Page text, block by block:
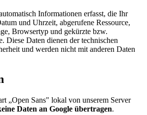
Informationen erfasst, die Ihr
und Uhrzeit, abgerufene Ressource,
Browsertyp und gekürzte bzw.
Diese Daten dienen der technischen
und werden nicht mit anderen Daten
„Open Sans" lokal von unserem Server
Daten an Google übertragen.